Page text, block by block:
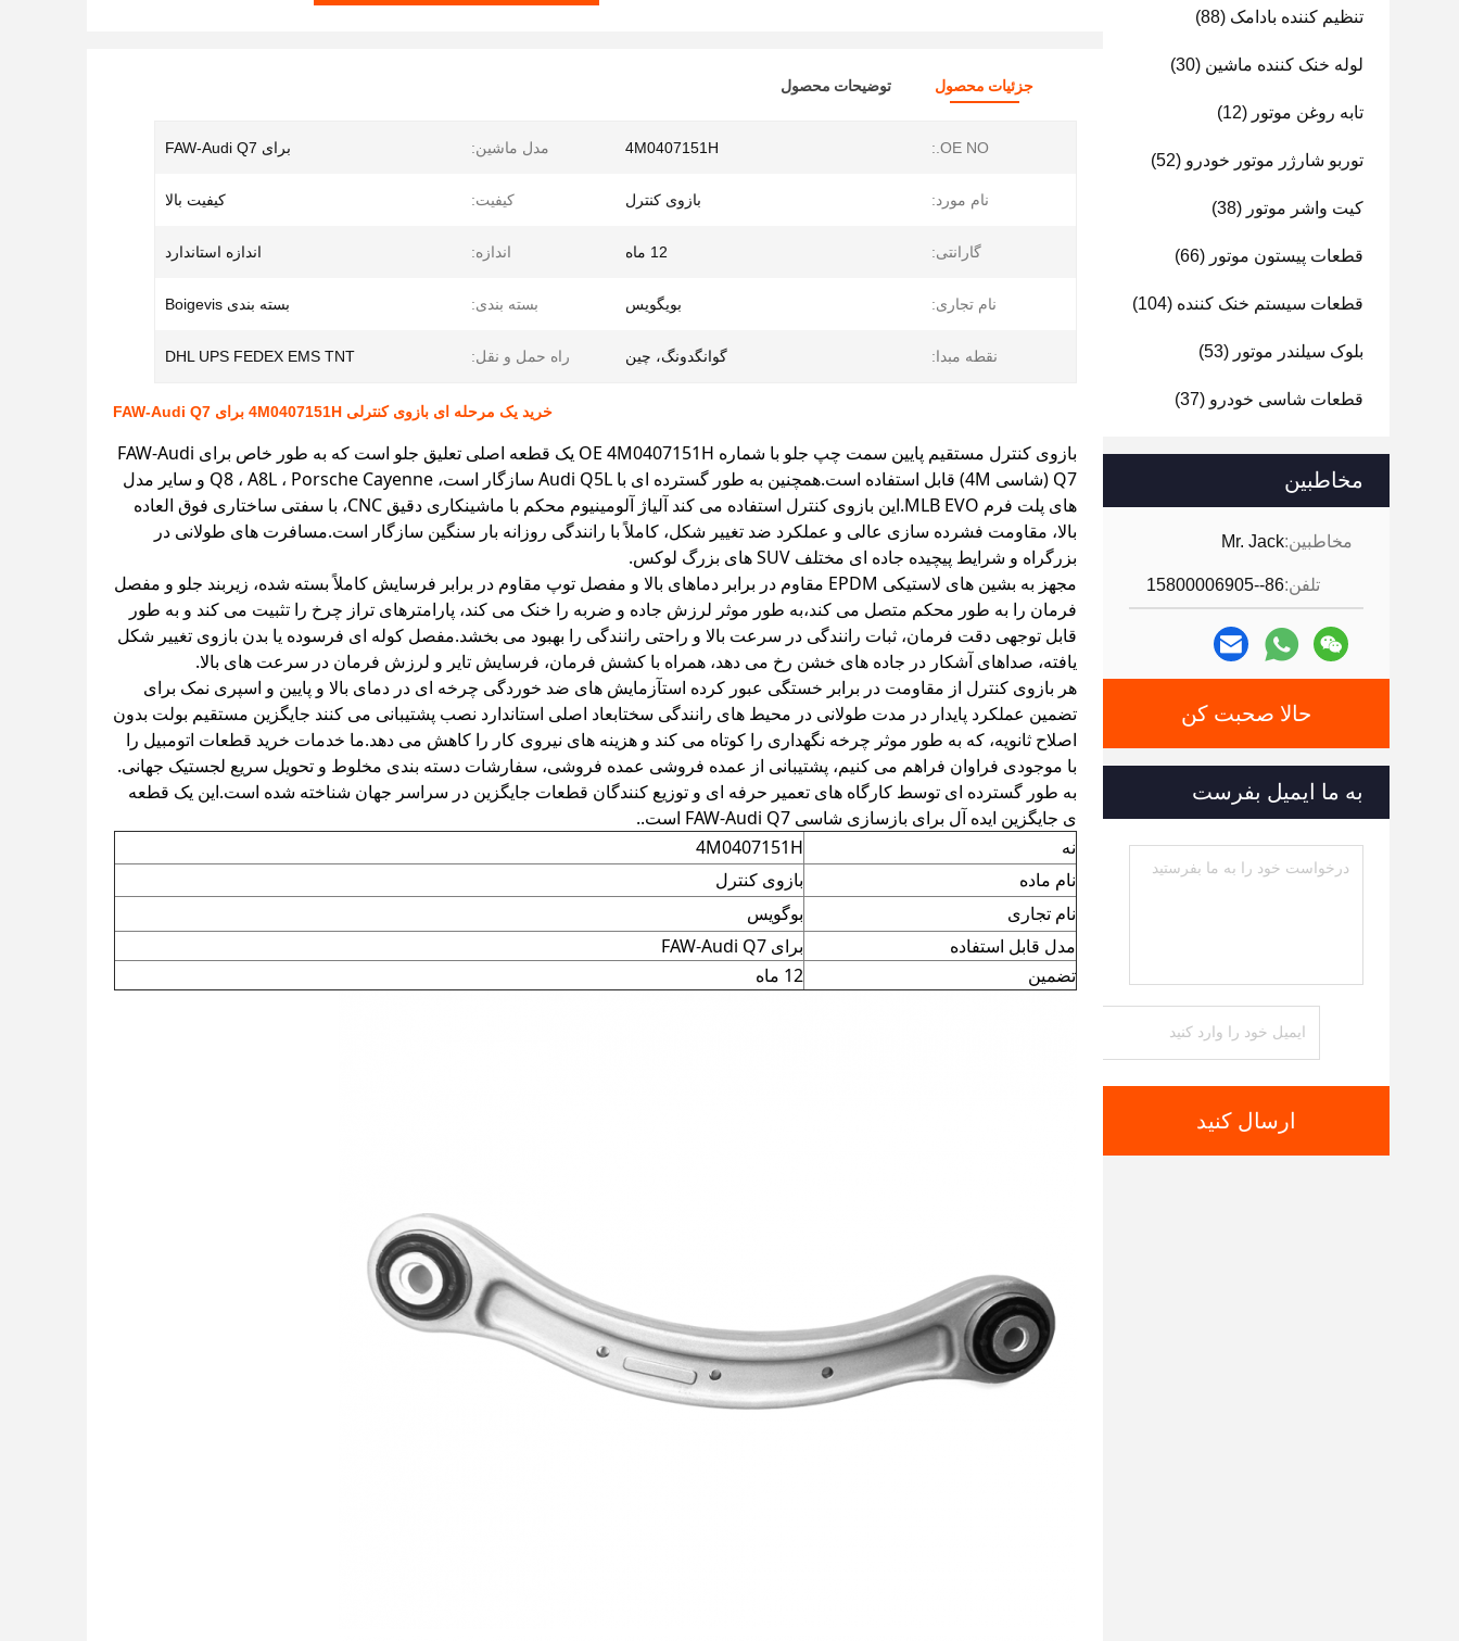
تنظیم کننده بادامک (88)
لوله خنک کننده ماشین (30)
تابه روغن موتور (12)
توربو شارژر موتور خودرو (52)
کیت واشر موتور (38)
قطعات پیستون موتور (66)
قطعات سیستم خنک کننده (104)
بلوک سیلندر موتور (53)
قطعات شاسی خودرو (37)
مخاطبین
مخاطبین:Mr. Jack
تلفن:86--15800006905
حالا صحبت کن
به ما ایمیل بفرست
ارسال کنید
جزئیات محصول توضیحات محصول
OE NO.:
4M0407151H مدل ماشین: برای FAW-Audi Q7
نام مورد: بازوی کنترل کیفیت: کیفیت بالا
گارانتی: 12 ماه اندازه: اندازه استاندارد
نام تجاری: بویگویس بسته بندی: بسته بندی Boigevis
نقطه مبدا: گوانگدونگ، چین راه حمل و نقل: DHL UPS FEDEX EMS TNT
خرید یک مرحله ای بازوی کنترلی 4M0407151H برای FAW-Audi Q7
بازوی کنترل مستقیم پایین سمت چپ جلو با شماره OE 4M0407151H یک قطعه اصلی تعلیق جلو است که به طور خاص برای FAW-Audi
Q7 (شاسی 4M) قابل استفاده است.همچنین به طور گسترده ای با Audi Q5L سازگار است، Q8 ، A8L ، Porsche Cayenne و سایر مدل
های پلت فرم MLB EVO.این بازوی کنترل استفاده می کند آلیاژ آلومینیوم محکم با ماشینکاری دقیق CNC، با سفتی ساختاری فوق العاده
بالا، مقاومت فشرده سازی عالی و عملکرد ضد تغییر شکل، کاملاً با رانندگی روزانه بار سنگین سازگار است.مسافرت های طولانی در
بزرگراه و شرایط پیچیده جاده ای مختلف SUV های بزرگ لوکس.
مجهز به بشین های لاستیکی EPDM مقاوم در برابر دماهای بالا و مفصل توپ مقاوم در برابر فرسایش کاملاً بسته شده، زیربند جلو و مفصل
فرمان را به طور محکم متصل می کند،به طور موثر لرزش جاده و ضربه را خنک می کند، پارامترهای تراز چرخ را تثبیت می کند و به طور
قابل توجهی دقت فرمان، ثبات رانندگی در سرعت بالا و راحتی رانندگی را بهبود می بخشد.مفصل کوله ای فرسوده یا بدن بازوی تغییر شکل
یافته، صداهای آشکار در جاده های خشن رخ می دهد، همراه با کشش فرمان، فرسایش تایر و لرزش فرمان در سرعت های بالا.
هر بازوی کنترل از مقاومت در برابر خستگی عبور کرده استآزمایش های ضد خوردگی چرخه ای در دمای بالا و پایین و اسپری نمک برای
تضمین عملکرد پایدار در مدت طولانی در محیط های رانندگی سختابعاد اصلی استاندارد نصب پشتیبانی می کنند جایگزین مستقیم بولت بدون
اصلاح ثانویه، که به طور موثر چرخه نگهداری را کوتاه می کند و هزینه های نیروی کار را کاهش می دهد.ما خدمات خرید قطعات اتومبیل را
با موجودی فراوان فراهم می کنیم، پشتیبانی از عمده فروشی عمده فروشی، سفارشات دسته بندی مخلوط و تحویل سریع لجستیک جهانی.
به طور گسترده ای توسط کارگاه های تعمیر حرفه ای و توزیع کنندگان قطعات جایگزین در سراسر جهان شناخته شده است.این یک قطعه
ی جایگزین ایده آل برای بازسازی شاسی FAW-Audi Q7 است..
نه
4M0407151H
نام ماده
بازوی کنترل
نام تجاری
بوگویس
مدل قابل استفاده
برای FAW-Audi Q7
تضمین
12 ماه